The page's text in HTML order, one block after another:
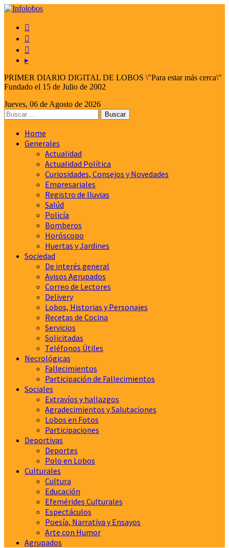



▸
PRIMER DIARIO DIGITAL DE LOBOS \"Para estar más cerca\"
Fundado el 15 de Julio de 2002
Jueves, 06 de Agosto de 2026
Home
Generales
Actualidad
Actualidad Política
Curiosidades, Consejos y Novedades
Empresariales
Registro de lluvias
Salúd
Policía
Bomberos
Horóscopo
Huertas y Jardines
Sociedad
De interés general
Avisos Agrupados
Correo de Lectores
Delivery
Lobos, Historias y Personajes
Recetas de Cocina
Servicios
Solicitadas
Teléfonos Útiles
Necrológicas
Fallecimientos
Participación de Fallecimientos
Sociales
Extravíos y hallazgos
Agradecimientos y Salutaciones
Lobos en Fotos
Participaciones
Deportivas
Deportes
Polo en Lobos
Culturales
Cultura
Educación
Efemérides Culturales
Espectáculos
Poesía, Narrativa y Ensayos
Arte con Humor
Agrupados